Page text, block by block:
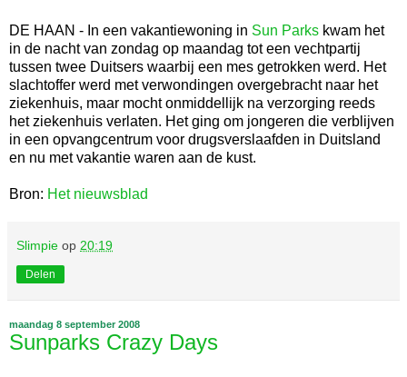
DE HAAN - In een vakantiewoning in Sun Parks kwam het
in de nacht van zondag op maandag tot een vechtpartij
tussen twee Duitsers waarbij een mes getrokken werd. Het
slachtoffer werd met verwondingen overgebracht naar het
ziekenhuis, maar mocht onmiddellijk na verzorging reeds
het ziekenhuis verlaten. Het ging om jongeren die verblijven
in een opvangcentrum voor drugsverslaafden in Duitsland
en nu met vakantie waren aan de kust.
Bron: Het nieuwsblad
Slimpie op 20:19
Delen
maandag 8 september 2008
Sunparks Crazy Days